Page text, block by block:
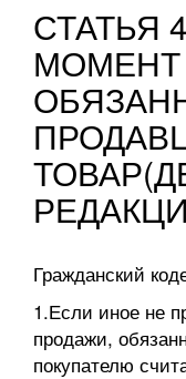
СТАТЬЯ
Гражданский
1.Если иное не
продажи,
покупателю